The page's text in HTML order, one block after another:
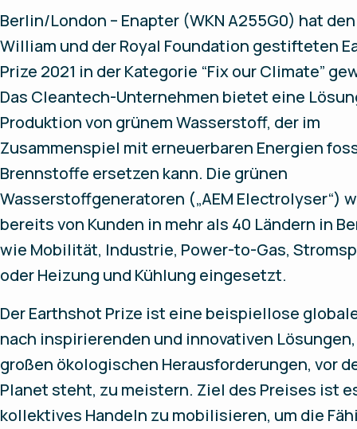
Berlin/London – Enapter (WKN A255G0) hat
William und der Royal Foundation gestifteten
Prize 2021 in der Kategorie “Fix our Climate”
Das Cleantech-Unternehmen bietet eine
Produktion von grünem Wasserstoff, der im
Zusammenspiel mit erneuerbaren Energien
Brennstoffe ersetzen kann. Die grünen
Wasserstoffgeneratoren („AEM Electrolyser“)
bereits von Kunden in mehr als 40 Ländern in
wie Mobilität, Industrie, Power-to-Gas,
oder Heizung und Kühlung eingesetzt.
Der Earthshot Prize ist eine beispiellose
nach inspirierenden und innovativen
großen ökologischen Herausforderungen, vor
Planet steht, zu meistern. Ziel des Preises ist
kollektives Handeln zu mobilisieren, um die